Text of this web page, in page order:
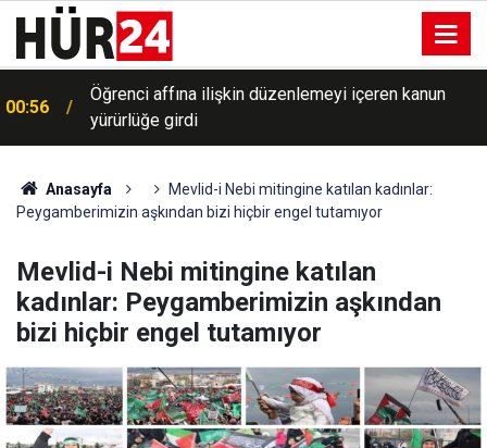
00:41 Büyükelçi atamaları Resmi Gazete'de yayımlandı
Anasayfa
Mevlid-i Nebi mitingine katılan kadınlar:
Peygamberimizin aşkından bizi hiçbir engel tutamıyor
Mevlid-i Nebi mitingine katılan
kadınlar: Peygamberimizin aşkından
bizi hiçbir engel tutamıyor